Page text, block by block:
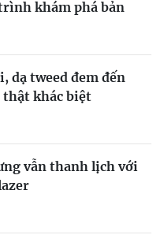
khám phá bản
dạ tweed đem đến
thật khác biệt
vẫn thanh lịch với